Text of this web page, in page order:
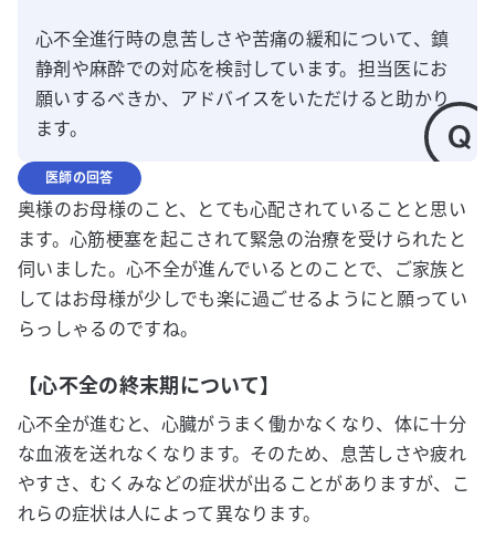
心不全進行時の息苦しさや苦痛の緩和について、鎮
静剤や麻酔での対応を検討しています。担当医にお
願いするべきか、アドバイスをいただけると助かり
ます。
医師の回答
奥様のお母様のこと、とても心配されていることと思い
ます。心筋梗塞を起こされて緊急の治療を受けられたと
伺いました。心不全が進んでいるとのことで、ご家族と
してはお母様が少しでも楽に過ごせるようにと願ってい
らっしゃるのですね。
【心不全の終末期について】
心不全が進むと、心臓がうまく働かなくなり、体に十分
な血液を送れなくなります。そのため、息苦しさや疲れ
やすさ、むくみなどの症状が出ることがありますが、こ
れらの症状は人によって異なります。